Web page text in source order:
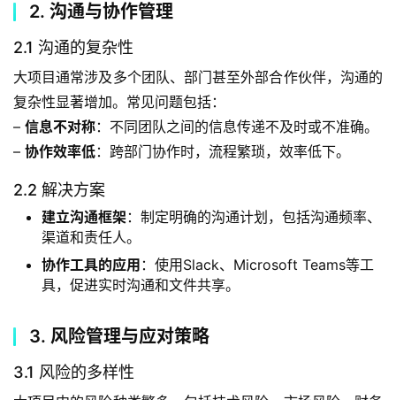
2. 沟通与协作管理
2.1 沟通的复杂性
大项目通常涉及多个团队、部门甚至外部合作伙伴，沟通的
复杂性显著增加。常见问题包括：
– 信息不对称：不同团队之间的信息传递不及时或不准确。
– 协作效率低：跨部门协作时，流程繁琐，效率低下。
2.2 解决方案
建立沟通框架：制定明确的沟通计划，包括沟通频率、
渠道和责任人。
协作工具的应用 ：使用Slack、Microsoft Teams等工
具，促进实时沟通和文件共享。
3. 风险管理与应对策略
3.1 风险的多样性